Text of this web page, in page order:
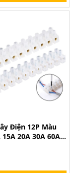
Điện 12P Màu
20A 30A 60A